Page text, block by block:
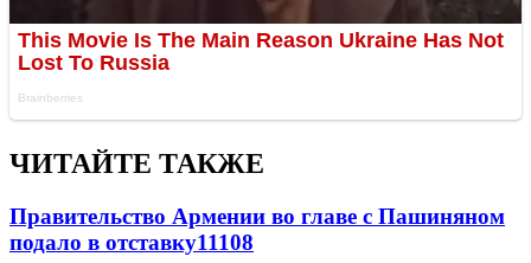
ЧИТАЙТЕ ТАКЖЕ
Правительство Армении во главе с Пашиняном
подало в отставку11108